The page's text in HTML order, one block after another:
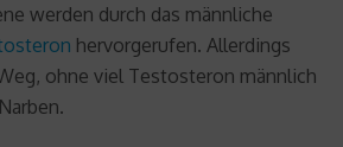
werden durch das männliche
hervorgerufen. Allerdings
ohne viel Testosteron männlich